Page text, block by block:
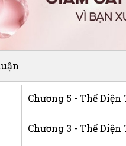
Chương 5 - Thể
Chương 3 - Thể